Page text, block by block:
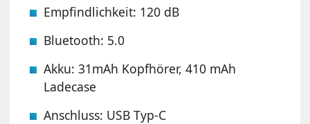
Empfindlichkeit: 120 dB
Bluetooth: 5.0
Akku: 31mAh Kopfhörer, 410 mAh
Ladecase
Anschluss: USB Typ-C